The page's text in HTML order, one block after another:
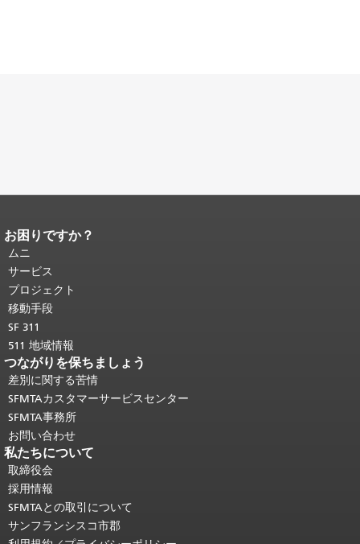
ページコンテンツの終わり。
ジの残りの部分はすべてのページで繰
り返されます。
頭に戻る。
お困りですか？
ムニ
サービス
プロジェクト
移動手段
SF 311
511 地域情報
つながりを保ちましょう
差別に関する苦情
SFMTAカスタマーサービスセンター
SFMTA事務所
お問い合わせ
私たちについて
取締役会
採用情報
SFMTAとの取引について
サンフランシスコ市郡